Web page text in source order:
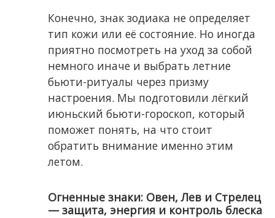
Конечно, знак зодиака не определяет
тип кожи или её состояние. Но иногда
приятно посмотреть на уход за собой
немного иначе и выбрать летние
бьюти-ритуалы через призму
настроения. Мы подготовили лёгкий
июньский бьюти-гороскоп, который
поможет понять, на что стоит
обратить внимание именно этим
летом.
Огненные знаки: Овен, Лев и Стрелец
— защита, энергия и контроль блеска